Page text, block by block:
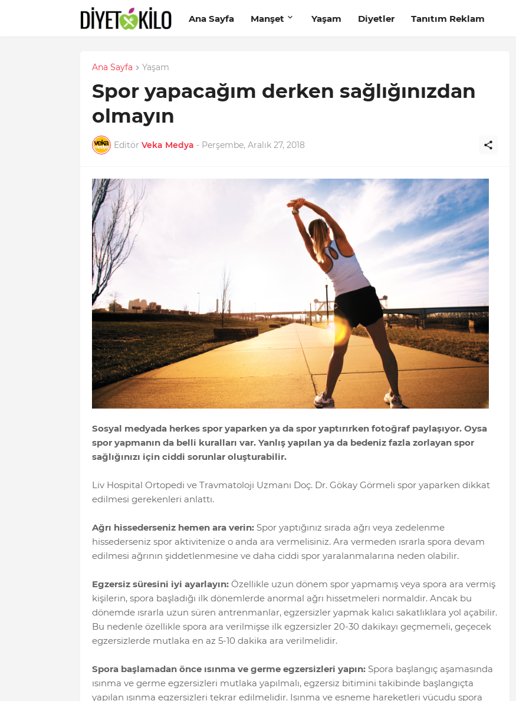
Ana Sayfa Manşet Yaşam Diyetler Tanıtım Reklam
Ana Sayfa Yaşam
Spor yapacağım derken sağlığınızdan
olmayın
Editör Veka Medya - Perşembe, Aralık 27, 2018
Sosyal medyada herkes spor yaparken ya da spor yaptırırken fotoğraf paylaşıyor. Oysa
spor yapmanın da belli kuralları var. Yanlış yapılan ya da bedeniz fazla zorlayan spor
sağlığınızı için ciddi sorunlar oluşturabilir.
Liv Hospital Ortopedi ve Travmatoloji Uzmanı Doç. Dr. Gökay Görmeli spor yaparken dikkat
edilmesi gerekenleri anlattı.
Ağrı hissederseniz hemen ara verin:Spor yaptığınız sırada ağrı veya zedelenme
hissederseniz spor aktivitenize o anda ara vermelisiniz. Ara vermeden ısrarla spora devam
edilmesi ağrının şiddetlenmesine ve daha ciddi spor yaralanmalarına neden olabilir.
Egzersiz süresini iyi ayarlayın: Özellikle uzun dönem spor yapmamış veya spora ara vermiş
kişilerin, spora başladığı ilk dönemlerde anormal ağrı hissetmeleri normaldir. Ancak bu
dönemde ısrarla uzun süren antrenmanlar, egzersizler yapmak kalıcı sakatlıklara yol açabilir.
Bu nedenle özellikle spora ara verilmişse ilk egzersizler 20-30 dakikayı geçmemeli, geçecek
egzersizlerde mutlaka en az 5-10 dakika ara verilmelidir.
Spora başlamadan önce ısınma ve germe egzersizleri yapın: Spora başlangıç aşamasında
ısınma ve germe egzersizleri mutlaka yapılmalı, egzersiz bitimini takibinde başlangıçta
yapılan ısınma egzersizleri tekrar edilmelidir. Isınma ve esneme hareketleri vücudu spora